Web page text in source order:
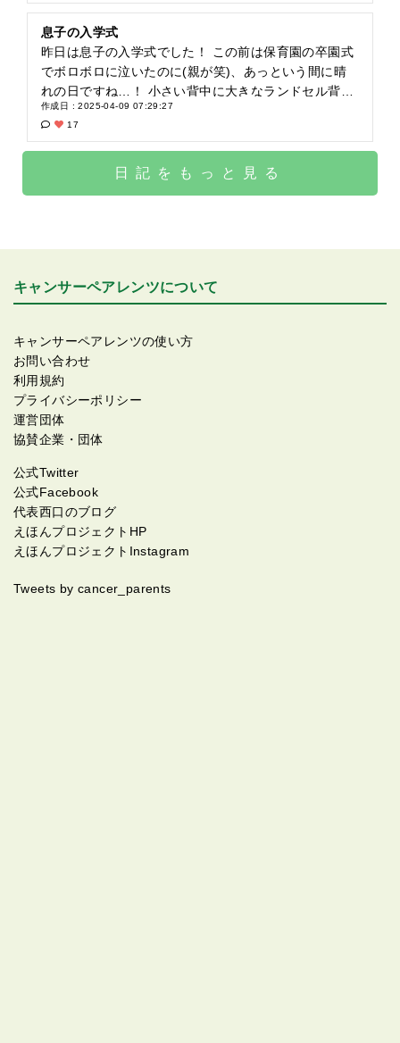
ならばどこからのがんなのか、抗がん剤はどうするの
か… 術後落ち着いて病理が出たころからがまたもうひ
とつの山場ですね、 一つ一つ乗り越えていきます 今日
はこどもの日、旦那が三人のこどもを連れて動物園に
行ってくれてます ありがとう、私も少し行きたかった
よ…！ ごめんよ、こどもたち…！
供のいる家に帰りたい 明日は手術の不安と戦って、目
覚めたら痛みと孤独と時間と戦って… 今から辛いです
こんな泣き虫野郎ですがなんとか乗りきっていきたい
です…
息子の入学式
昨日は息子の入学式でした！ この前は保育園の卒園式
でボロボロに泣いたのに(親が笑)、あっという間に晴
れの日ですね…！ 小さい背中に大きなランドセル背負
ってふらふらと頑張る姿を見るとぐっとくるものがあ
ります…！ ところで、六歳って歌知ってますか？ こ
れ、卒園式で子どもたちが歌ってくれたんですけど、
もうほんとにボロボロ泣かされました…！！！ 病気の
先生たちも言ってました、笑顔で送り出してください
作成日 : 2025-04-09 07:29:27
17
日記をもっと見る
キャンサーペアレンツについて
キャンサーペアレンツの使い方
お問い合わせ
利用規約
プライバシーポリシー
運営団体
協賛企業・団体
公式Twitter
公式Facebook
代表西口のブログ
えほんプロジェクトHP
えほんプロジェクトInstagram
Tweets by cancer_parents